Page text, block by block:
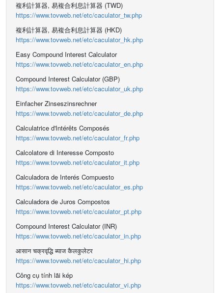
複利計算器, 易複合利息計算器 (TWD)
https://www.tovweb.net/etc/caculator_tw.php
複利計算器, 易複合利息計算器 (HKD)
https://www.tovweb.net/etc/caculator_hk.php
Easy Compound Interest Calculator
https://www.tovweb.net/etc/caculator_en.php
Compound Interest Calculator (GBP)
https://www.tovweb.net/etc/caculator_uk.php
Einfacher Zinseszinsrechner
https://www.tovweb.net/etc/caculator_de.php
Calculatrice d'Intérêts Composés
https://www.tovweb.net/etc/caculator_fr.php
Calcolatore di Interesse Composto
https://www.tovweb.net/etc/caculator_it.php
Calculadora de Interés Compuesto
https://www.tovweb.net/etc/caculator_es.php
Calculadora de Juros Compostos
https://www.tovweb.net/etc/caculator_pt.php
Compound Interest Calculator (INR)
https://www.tovweb.net/etc/caculator_in.php
आसान चक्रवृद्धि ब्याज कैलकुलेटर
https://www.tovweb.net/etc/caculator_hi.php
Công cụ tính lãi kép
https://www.tovweb.net/etc/caculator_vi.php